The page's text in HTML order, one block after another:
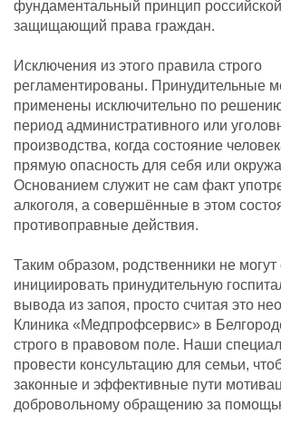
фундаментальный принцип
защищающий права граждан.
Исключения из этого правила строго
регламентированы. Принудительные
применены исключительно по
период административного или
производства, когда состояние
прямую опасность для себя или
Основанием служит не сам факт
алкоголя, а совершённые в этом
противоправные действия.
Таким образом, родственники не могут
инициировать принудительную
вывода из запоя, просто считая это
Клиника «Медпрофсервис» в
строго в правовом поле. Наши
провести консультацию для семьи,
законные и эффективные пути
добровольному обращению за